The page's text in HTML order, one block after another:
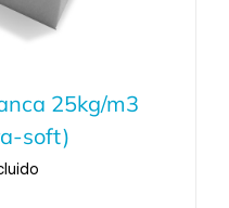
25kg/m3
soft)